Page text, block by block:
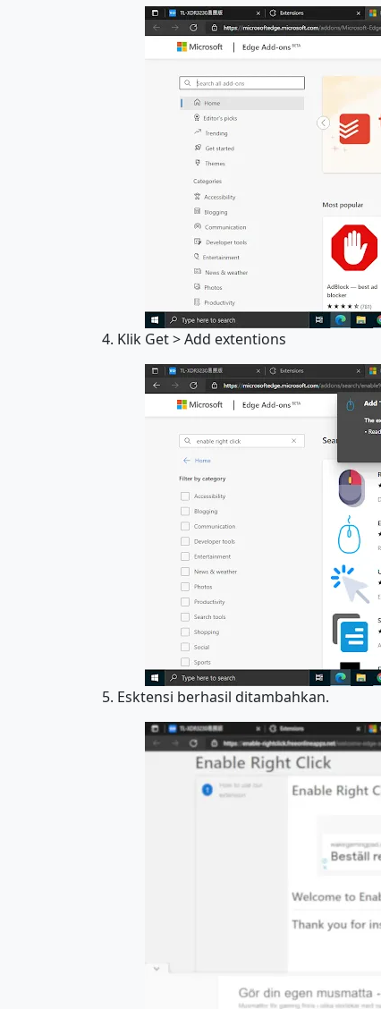
4. Klik Get > Add extentions
5. Esktensi berhasil ditambahkan.